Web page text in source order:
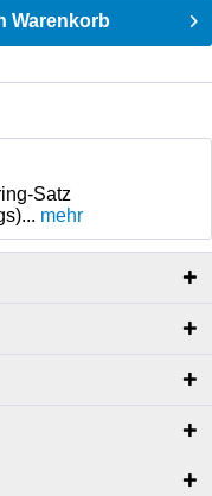
Warenkorb
Satz
mehr